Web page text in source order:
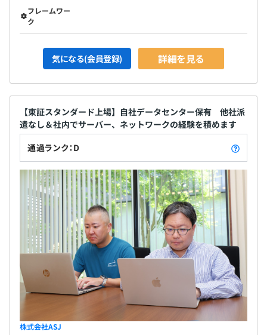
フレームワー
ク
気になる(会員登録) 詳細を見る
【東証スタンダード上場】自社データセンター保有 他社派
遣なし＆社内でサーバー、ネットワークの経験を積めます
通過ランク：D
株式会社ASJ